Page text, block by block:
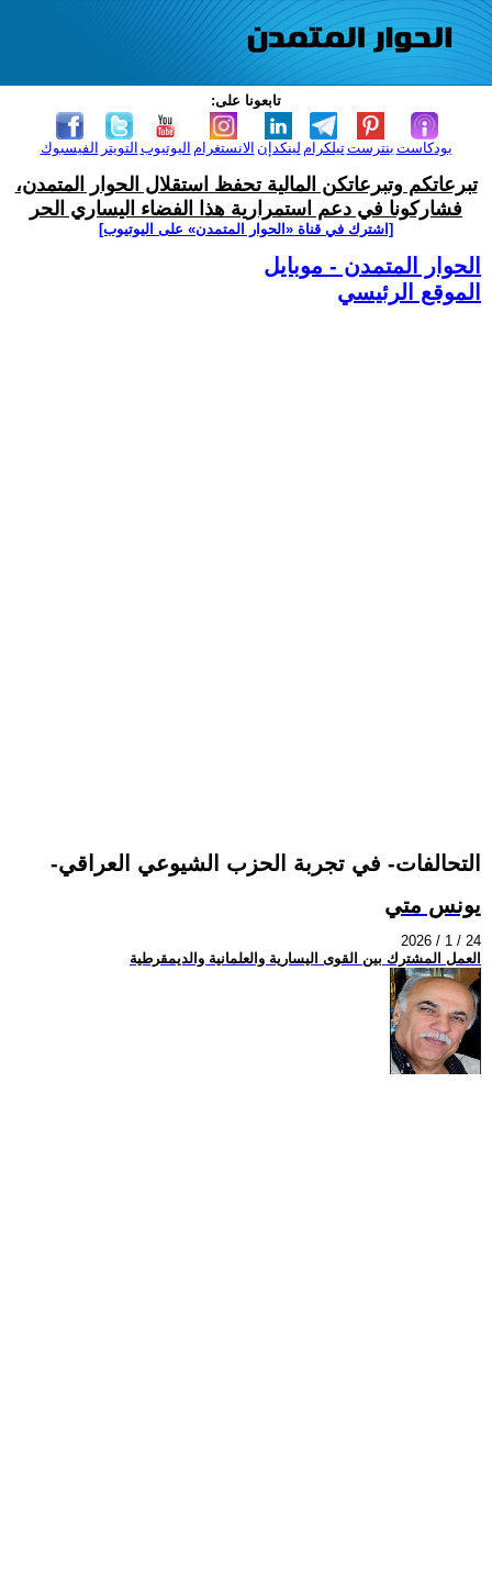
تابعونا على:
الفيسبوك التويتر اليوتيوب الانستغرام لينكدإن تيلكرامبنترست بودكاست
تبرعاتكم وتبرعاتكن المالية تحفظ استقلال الحوار المتمدن،
فشاركونا في دعم استمرارية هذا الفضاء اليساري الحر
[اشترك في قناة ‫«الحوار المتمدن» على اليوتيوب]
الحوار المتمدن - موبايل
الموقع الرئيسي
-التحالفات- في تجربة الحزب الشيوعي العراقي
يونس متي
2026 / 1 / 24
العمل المشترك بين القوى اليسارية والعلمانية والديمقرطية